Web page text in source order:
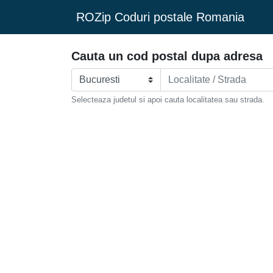
ROZip Coduri postale Romania
Cauta un cod postal dupa adresa
Selecteaza judetul si apoi cauta localitatea sau strada.